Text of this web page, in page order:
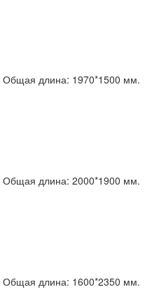
Общая длина: 1970*1500 мм.
Общая длина: 2000*1900 мм.
Общая длина: 1600*2350 мм.